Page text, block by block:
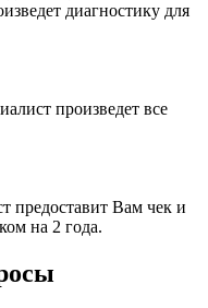
диагностику для
произведет все
предоставит Вам чек и
на 2 года.